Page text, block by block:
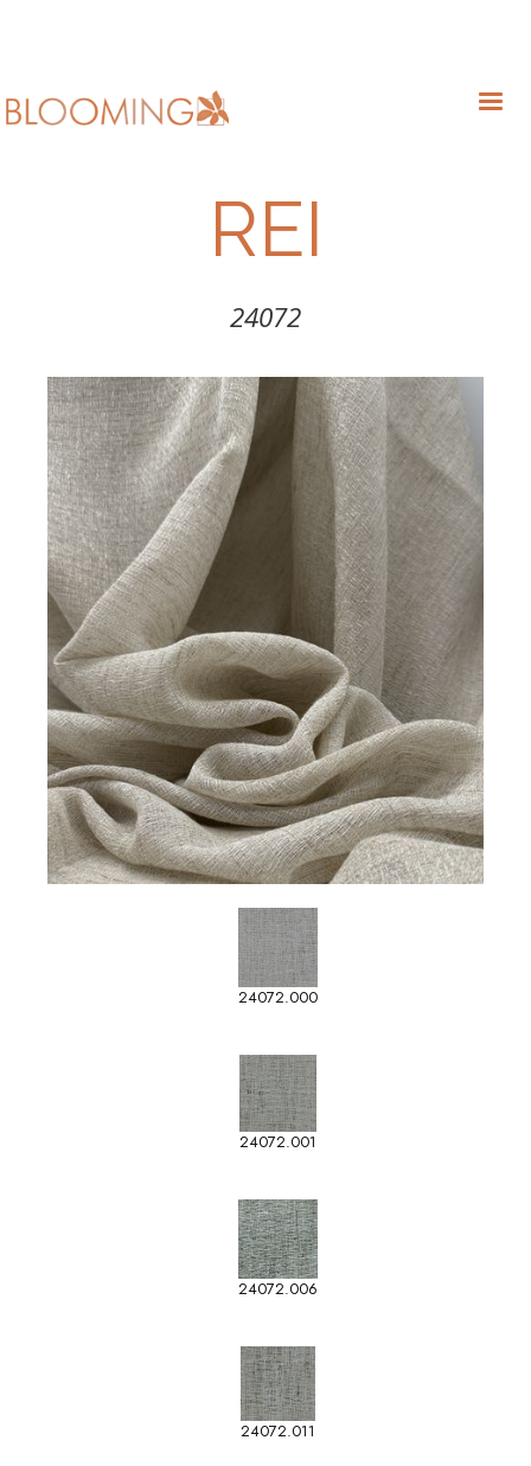
REI
24072
24072.000
24072.001
24072.006
24072.011